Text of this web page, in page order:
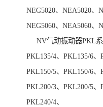
NEG5020、NEA5020、
NEG5060、NEA5060、
NV气动振动器PKL系
PKL135/4、PKL135/6、
PKL150/5、PKL150/6、
PKL200/3、PKL200/5、
PKL240/4、